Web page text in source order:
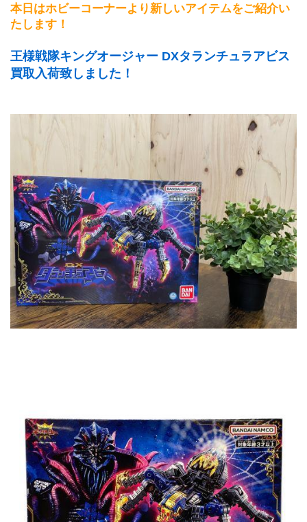
本日はホビーコーナーより新しいアイテムをご紹介い
たします！
王様戦隊キングオージャー DXタランチュラアビス
買取入荷致しました！